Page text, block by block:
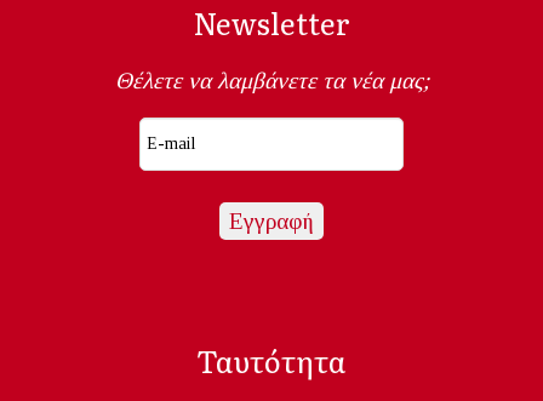
Newsletter
Θέλετε να λαμβάνετε τα νέα μας;
Ταυτότητα